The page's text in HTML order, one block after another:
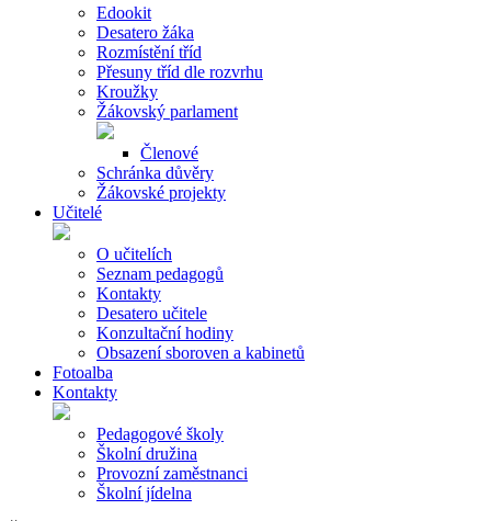
Edookit
Desatero žáka
Rozmístění tříd
Přesuny tříd dle rozvrhu
Kroužky
Žákovský parlament
Členové
Schránka důvěry
Žákovské projekty
Učitelé
O učitelích
Seznam pedagogů
Kontakty
Desatero učitele
Konzultační hodiny
Obsazení sboroven a kabinetů
Fotoalba
Kontakty
Pedagogové školy
Školní družina
Provozní zaměstnanci
Školní jídelna